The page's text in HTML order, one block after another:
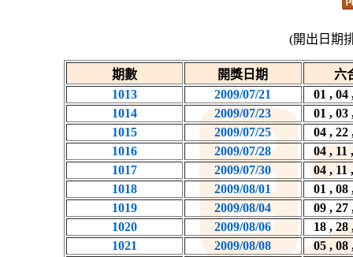
(開出日期
期數 開獎日期
六
1013
2009/07/21
01 , 04
1014
2009/07/23
01 , 03
1015
2009/07/25
04 , 22
1016
2009/07/28
04 , 11
1017
2009/07/30
04 , 11
1018
2009/08/01
01 , 08
1019
2009/08/04
09 , 27
1020
2009/08/06
18 ,
1021
2009/08/08
05 , 08